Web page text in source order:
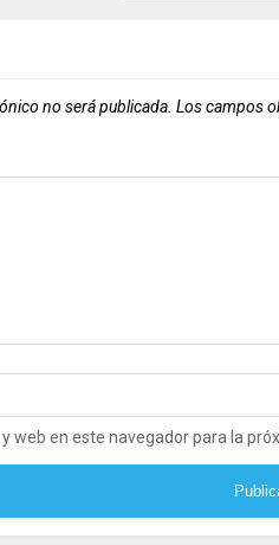
no será publicada. Los campos
web en este navegador para la